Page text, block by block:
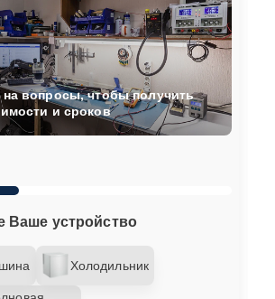
Ваше устройство
Холодильник
на вопросы, чтобы получить
и сроков